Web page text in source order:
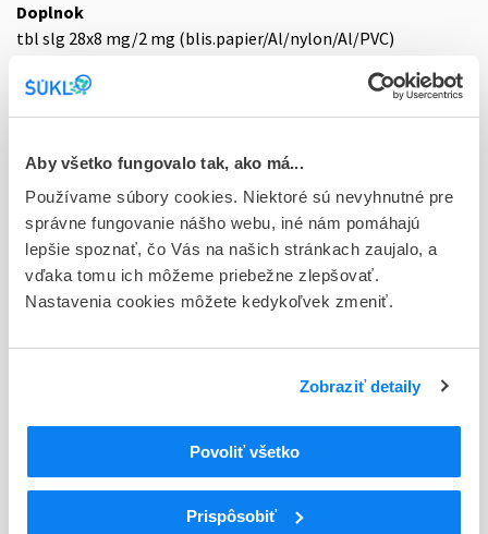
Aby všetko fungovalo tak, ako má...
Používame súbory cookies. Niektoré sú nevyhnutné pre
správne fungovanie nášho webu, iné nám pomáhajú
lepšie spoznať, čo Vás na našich stránkach zaujalo, a
vďaka tomu ich môžeme priebežne zlepšovať.
Nastavenia cookies môžete kedykoľvek zmeniť.
Zobraziť detaily
Povoliť všetko
Prispôsobiť
Doplnok
tbl slg 28x8 mg/2 mg (blis.papier/Al/nylon/Al/PVC)
Stav
E - EU registrácia
Typ registračnej procedúry
Európska
Držiteľ, krajina
Indivior Europe Limited, Írsko
Indikačná skupina
N07
Iné liečivá na centrálnu nervovú sústavu
Liečivá na terapiu závislostí
N07BC
Liečivá na terapiu závislosti od opioidov
Buprenorfín, kombinácie